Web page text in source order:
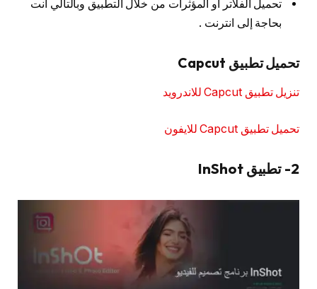
تحميل الفلاتر أو المؤثرات من خلال التطبيق وبالتالي أنت
بحاجة إلى انترنت .
تحميل تطبيق Capcut
تنزيل تطبيق Capcut للاندرويد
تحميل تطبيق Capcut للايفون
2- تطبيق InShot